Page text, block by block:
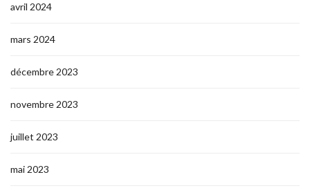
avril 2024
mars 2024
décembre 2023
novembre 2023
juillet 2023
mai 2023